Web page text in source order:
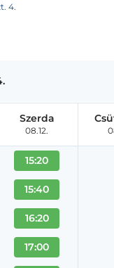
4.
Szerda
08.12.
15:20
15:40
16:20
17:00